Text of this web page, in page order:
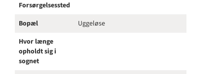
Forsørgelsessted
Bopæl
Uggeløse
Hvor længe
opholdt sig i
sognet